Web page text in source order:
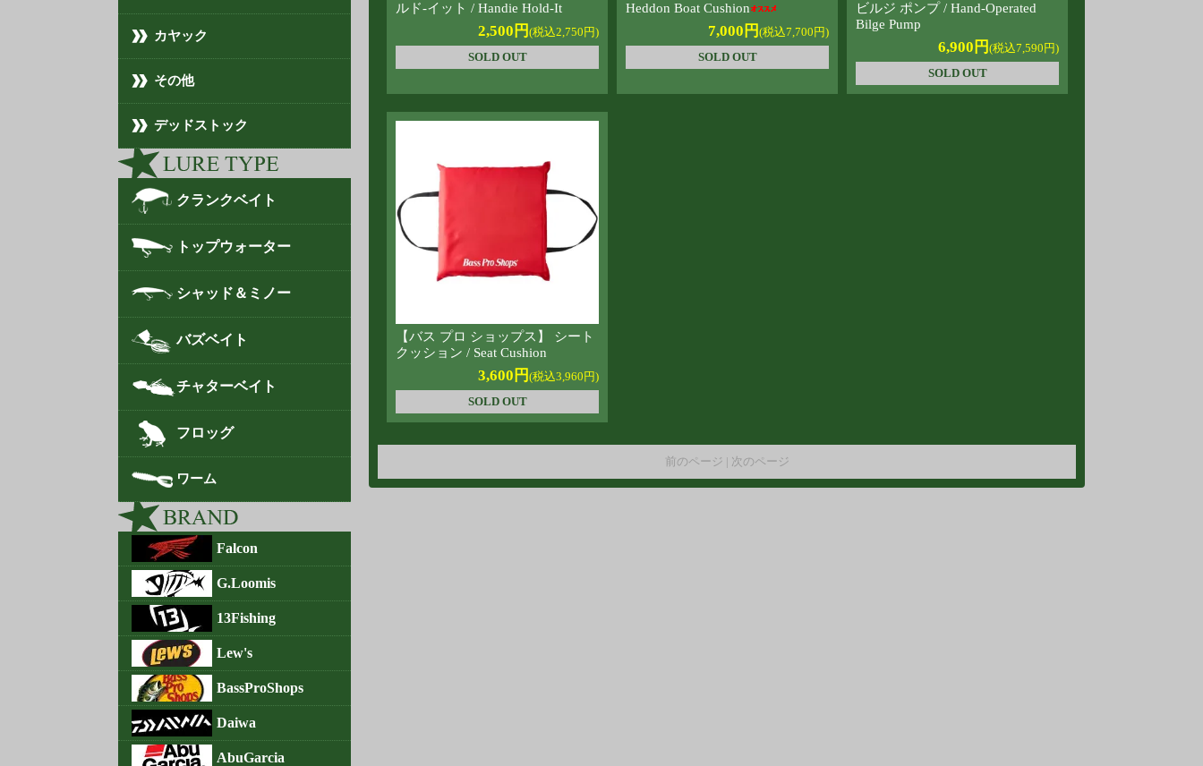
カヤック
その他
デッドストック
クランクベイト
トップウォーター
シャッド＆ミノー
バズベイト
チャターベイト
フロッグ
ワーム
Falcon
G.Loomis
13Fishing
Lew's
BassProShops
Daiwa
AbuGarcia
ルド-イット / Handie Hold-It
2,500円 (税込2,750円)
SOLD OUT
Heddon Boat Cushion
7,000円 (税込7,700円)
SOLD OUT
ビルジ ポンプ / Hand-Operated
Bilge Pump
6,900円 (税込7,590円)
SOLD OUT
【バス プロ ショップス】 シート
クッション / Seat Cushion
3,600円 (税込3,960円)
SOLD OUT
前のページ | 次のページ